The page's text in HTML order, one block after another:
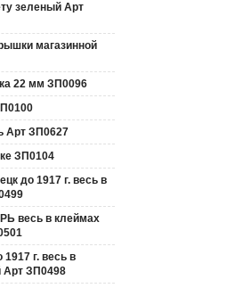
зеленый Арт
магазинной
22 мм ЗП0096
Арт ЗП0627
ЗП0104
до 1917 г. весь в
весь в клеймах
г. весь в
Арт ЗП0498